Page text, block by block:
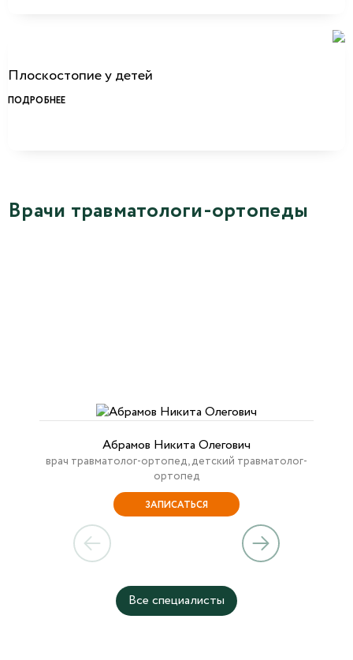
Плоскостопие у детей
ПОДРОБНЕЕ
Врачи травматологи-ортопеды
Абрамов Никита Олегович
врач травматолог-ортопед, детский травматолог-
ортопед
ЗАПИСАТЬСЯ
Все специалисты